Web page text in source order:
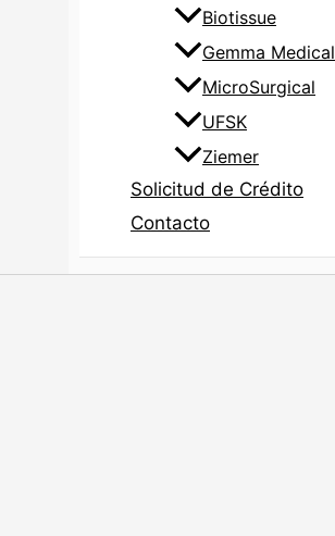
Biotissue
Gemma Medical
MicroSurgical
UFSK
Ziemer
Solicitud de Crédito
Contacto